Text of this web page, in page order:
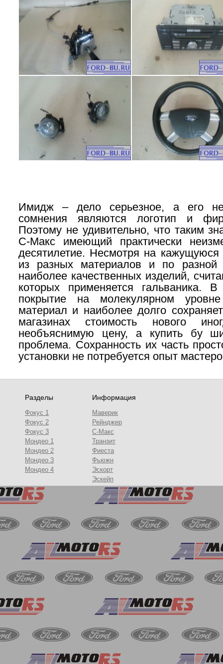
Имидж – дело серьезное, а его
сомнения являются логотип и
Поэтому не удивительно, что таким
С-Макс имеющий практически
десятилетие. Несмотря на кажущуюся
из разных материалов и по
наиболее качественных изделий,
которых применяется гальваника.
покрытие на молекулярном
материал и наиболее долго
магазинах стоимость нового
необъяснимую цену, а купить бу
проблема. Сохранность их часть
установки не потребуется опыт
Разделы
Фокус 1
Фокус 2
Фокус 3
Мондео 1
Мондео 2
Мондео 3
Мондео 4
Информация
Маверик
Рейнджер
С-Макс
Транзит
Фиеста
Фьюжн
Эскорт
Эскейп